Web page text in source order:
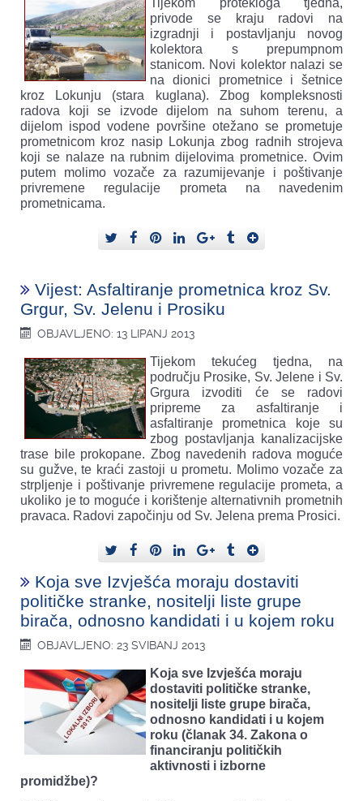
privode se kraju radovi na
izgradnji i postavljanju novog
kolektora s prepumpnom
stanicom. Novi kolektor nalazi se
na dionici prometnice i šetnice
kroz Lokunju (stara kuglana). Zbog kompleksnosti
radova koji se izvode dijelom na suhom terenu, a
dijelom ispod vodene površine otežano se prometuje
prometnicom kroz nasip Lokunja zbog radnih strojeva
koji se nalaze na rubnim dijelovima prometnice. Ovim
putem molimo vozače za razumijevanje i poštivanje
privremene regulacije prometa na navedenim
prometnicama.
Vijest: Asfaltiranje prometnica kroz Sv.
Grgur, Sv. Jelenu i Prosiku
OBJAVLJENO: 13 LIPANJ 2013
Tijekom tekućeg tjedna, na
području Prosike, Sv. Jelene i Sv.
Grgura izvoditi će se radovi
pripreme za asfaltiranje i
asfaltiranje prometnica koje su
zbog postavljanja kanalizacijske
trase bile prokopane. Zbog navedenih radova moguće
su gužve, te kraći zastoji u prometu. Molimo vozače za
strpljenje i poštivanje privremene regulacije prometa, a
ukoliko je to moguće i korištenje alternativnih prometnih
pravaca. Radovi započinju od Sv. Jelena prema Prosici.
Koja sve Izvješća moraju dostaviti
političke stranke, nositelji liste grupe
birača, odnosno kandidati i u kojem roku
OBJAVLJENO: 23 SVIBANJ 2013
Koja sve Izvješća moraju
dostaviti političke stranke,
nositelji liste grupe birača,
odnosno kandidati i u kojem
roku (članak 34. Zakona o
financiranju političkih
aktivnosti i izborne
promidžbe)?